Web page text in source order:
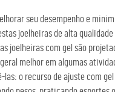
seu desempenho e
joelheiras de alta
joelheiras com gel são
melhor em algumas
las: o recurso de ajuste com